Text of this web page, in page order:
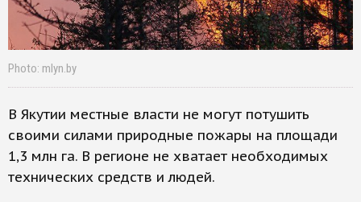
Photo: mlyn.by
В Якутии местные власти не могут потушить
своими силами природные пожары на площади
1,3 млн га. В регионе не хватает необходимых
технических средств и людей.